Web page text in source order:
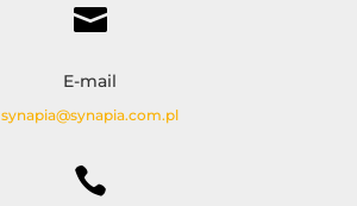

E-mail
synapia@synapia.com.pl
